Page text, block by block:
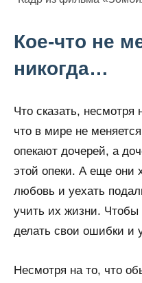
Кое-что не
никогда…
Что сказать, несмотря
что в мире не
опекают дочерей, а
этой опеки. А еще они
любовь и уехать
учить их жизни. Чтобы
делать свои ошибки и
Несмотря на то, что